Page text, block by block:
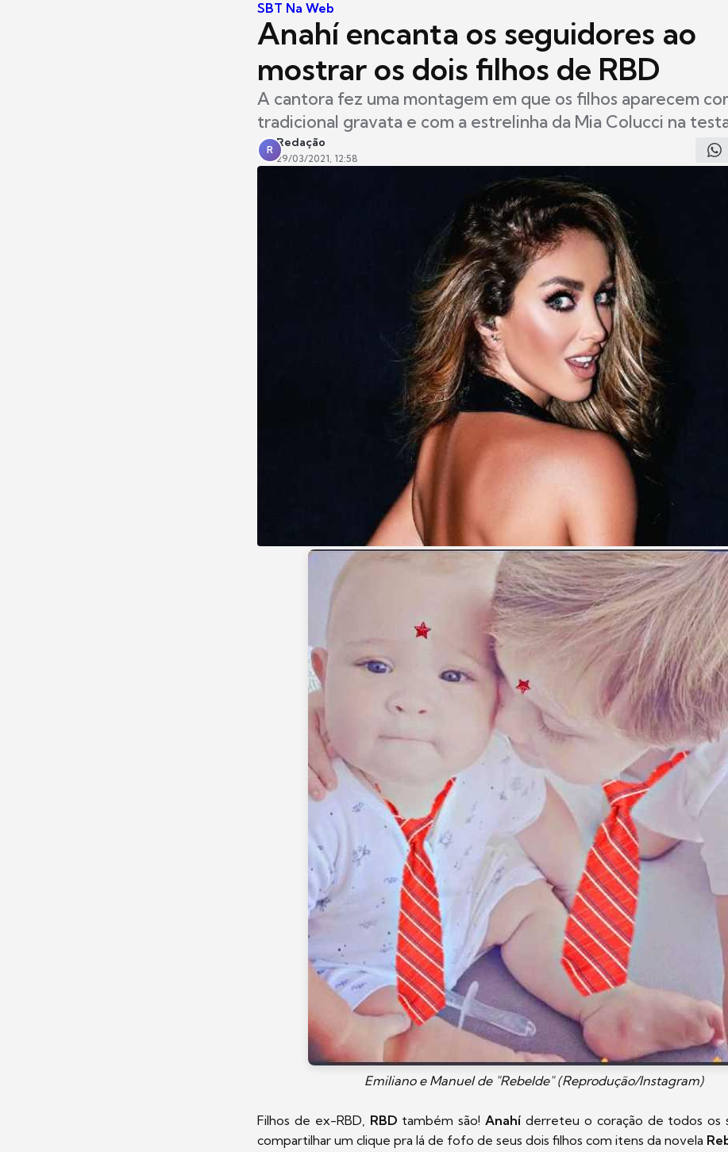
SBT Na Web
Anahí encanta os seguidores ao
mostrar os dois filhos de RBD
A cantora fez uma montagem em que os filhos aparecem
tradicional gravata e com a estrelinha da Mia Colucci na
R
Redação
29/03/2021, 12:58
Emiliano e Manuel de "Rebelde" (Reprodução/Instagram)
Filhos de ex-RBD, RBD também são!Anahí derreteu o coração de todos os
compartilhar um clique pra lá de fofo de seus dois filhos com itens da novela